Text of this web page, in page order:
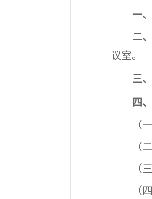
一、
二
议室。
三
四
（
（
（三
（四